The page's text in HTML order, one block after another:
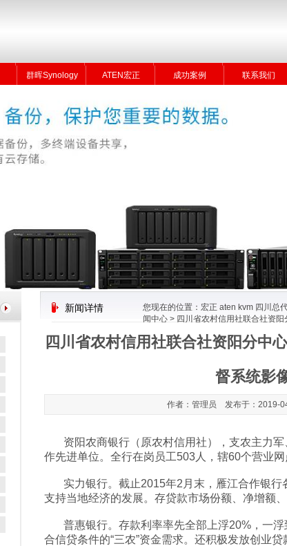
群晖Synology ATEN宏正 成功案例 联系我们
群晖Synology ATEN宏正 成功案例 联系我们
新闻详情 您现在的位置： 宏正 aten kvm 四川总
闻中心 > 四川省农村信用社联合社资
四川省农村信用社联合社资阳分中
督系统影
作者：管理员 发布于：2019-
资阳农商银行（原农村信用社），支农主力军
作先进单位。全行在岗员工503人，辖60个营业网
实力银行。截止2015年2月末，雁江合作银行
支持当地经济的发展。存贷款市场份额、净增额
普惠银行。存款利率率先全部上浮20%，一浮
合信贷条件的“三农”资金需求。还积极发放创业